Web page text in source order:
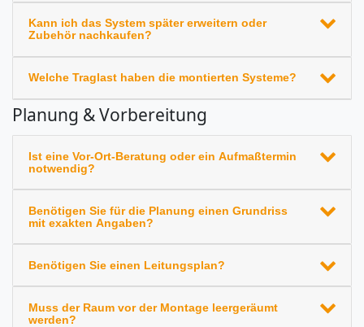
Kann ich das System später erweitern oder
Zubehör nachkaufen?
Welche Traglast haben die montierten Systeme?
Planung & Vorbereitung
Ist eine Vor-Ort-Beratung oder ein Aufmaßtermin
notwendig?
Benötigen Sie für die Planung einen Grundriss
mit exakten Angaben?
Benötigen Sie einen Leitungsplan?
Muss der Raum vor der Montage leergeräumt
werden?